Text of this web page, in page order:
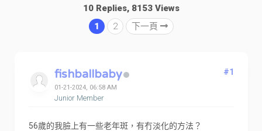
10 Replies, 8153 Views
1
2 下一頁
fishballbaby
01-21-2024, 06:58 AM
Junior Member
#1
56歲的我臉上有一些老年斑，有冇淡化的方法？